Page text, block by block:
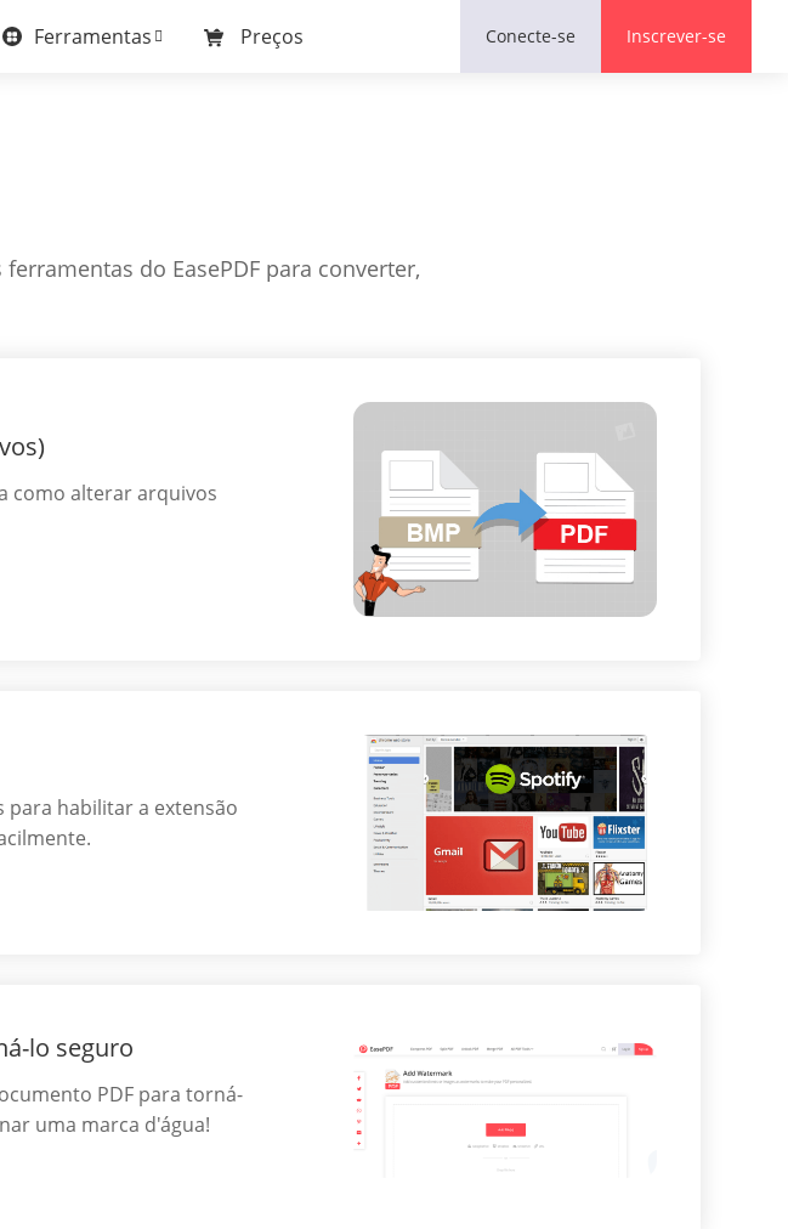
Ferramentas Preços Conecte-se Inscrever-se
do EasePDF para converter,
como alterar arquivos
para habilitar a extensão
lo seguro
PDF para torná-
uma marca d'água!